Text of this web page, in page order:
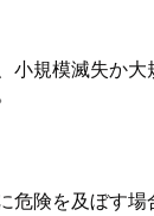
規模滅失か
険を及ぼす